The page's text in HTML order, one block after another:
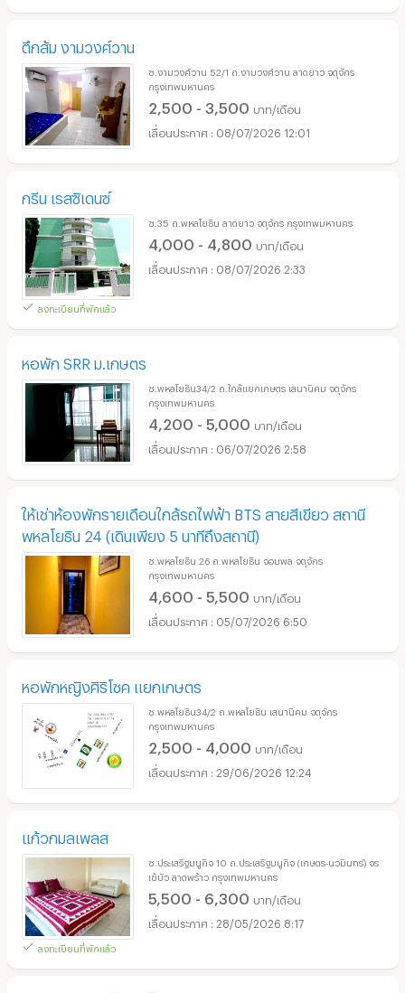
ตึกส้ม งามวงศ์วาน
ซ.งามวงศ์วาน 52/1 ถ.งามวงศ์วาน ลาดยาว จตุจักร
กรุงเทพมหานคร
2,500 - 3,500 บาท/เดือน
08/07/2026 12:01
กรีน เรสซิเดนซ์
ลงทะเบียนที่พักแล้ว
ซ.35 ถ.พหลโยธิน ลาดยาว จตุจักร กรุงเทพมหานคร
4,000 - 4,800 บาท/เดือน
08/07/2026 2:33
หอพัก SRR ม.เกษตร
ซ.พหลโยธิน34/2 ถ.ใกล้แยกเกษตร เสนานิคม จตุจักร
กรุงเทพมหานคร
4,200 - 5,000 บาท/เดือน
06/07/2026 2:58
ให้เช่าห้องพักรายเดือนใกล้รถไฟฟ้า BTS สายสีเขียว สถานี
พหลโยธิน 24 (เดินเพียง 5 นาทีถึงสถานี)
ซ.พหลโยธิน 26 ถ.พหลโยธิน จอมพล จตุจักร
กรุงเทพมหานคร
4,600 - 5,500 บาท/เดือน
05/07/2026 6:50
หอพักหญิงศิริโชค แยกเกษตร
ซ.พหลโยธิน34/2 ถ.พหลโยธิน เสนานิคม จตุจักร
กรุงเทพมหานคร
2,500 - 4,000 บาท/เดือน
29/06/2026 12:24
แก้วกมลเพลส
ลงทะเบียนที่พักแล้ว
ซ.ประเสริฐมนูกิจ 10 ถ.ประเสริฐมนูกิจ (เกษตร-นวมินทร์) จร
เข้บัว ลาดพร้าว กรุงเทพมหานคร
5,500 - 6,300 บาท/เดือน
28/05/2026 8:17